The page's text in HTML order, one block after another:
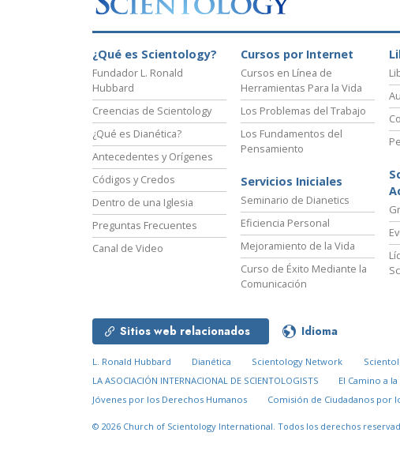
¿Qué es Scientology?
Fundador L. Ronald
Hubbard
Creencias de Scientology
¿Qué es Dianética?
Antecedentes y Orígenes
Códigos y Credos
Dentro de una Iglesia
Preguntas Frecuentes
Canal de Video
Cursos por Internet
Cursos en Línea de
Herramientas Para la Vida
Los Problemas del Trabajo
Los Fundamentos del
Pensamiento
Servicios Iniciales
Seminario de Dianetics
Eficiencia Personal
Mejoramiento de la Vida
Curso de Éxito Mediante la
Comunicación
Sitios web relacionados Idioma
L. Ronald Hubbard Dianética Scientology Network
LA ASOCIACIÓN INTERNACIONAL DE SCIENTOLOGISTS
El Camino a
Jóvenes por los Derechos Humanos
Comisión de Ciudadanos por
© 2026 Church of Scientology International. Todos los derechos